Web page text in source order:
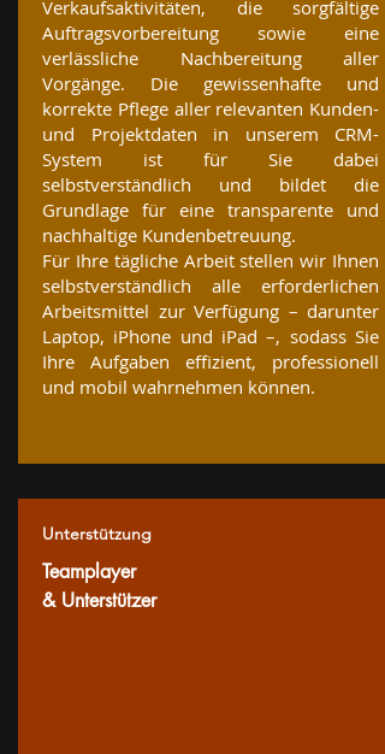
Verkaufsaktivitäten, die sorgfältige
Auftragsvorbereitung sowie eine
verlässliche Nachbereitung aller
Vorgänge. Die gewissenhafte und
korrekte Pflege aller relevanten Kunden-
und Projektdaten in unserem CRM-
System ist für Sie dabei
selbstverständlich und bildet die
Grundlage für eine transparente und
nachhaltige Kundenbetreuung.
Für Ihre tägliche Arbeit stellen wir Ihnen
selbstverständlich alle erforderlichen
Arbeitsmittel zur Verfügung – darunter
Laptop, iPhone und iPad –, sodass Sie
Ihre Aufgaben effizient, professionell
und mobil wahrnehmen können.
Unterstützung
Teamplayer
& Unterstützer